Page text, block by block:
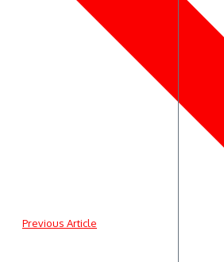
Previous Article